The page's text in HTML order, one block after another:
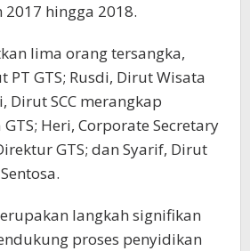
2017 hingga 2018.
lima orang tersangka,
GTS; Rusdi, Dirut Wisata
Dirut SCC merangkap
Heri, Corporate Secretary
GTS; dan Syarif, Dirut
langkah signifikan
proses penyidikan